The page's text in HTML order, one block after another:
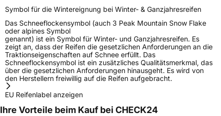
Symbol für die Wintereignung bei Winter- & Ganzjahresreifen
Das Schneeflockensymbol (auch 3 Peak Mountain Snow Flake
oder alpines Symbol
genannt) ist ein Symbol für Winter- und Ganzjahresreifen. Es
zeigt an, dass der Reifen die gesetzlichen Anforderungen an die
Traktionseigenschaften auf Schnee erfüllt. Das
Schneeflockensymbol ist ein zusätzliches Qualitätsmerkmal, das
über die gesetzlichen Anforderungen hinausgeht. Es wird von
den Herstellern freiwillig auf die Reifen aufgebracht.
EU Reifenlabel anzeigen
Ihre Vorteile beim Kauf bei CHECK24